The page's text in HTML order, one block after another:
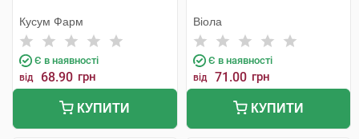
Кусум Фарм
Є в наявності
від 68.90 грн
КУПИТИ
Віола
Є в наявності
від 71.00 грн
КУПИТИ